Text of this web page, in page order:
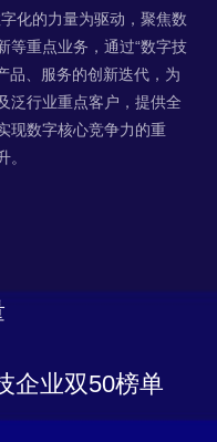
化的力量为驱动，聚焦数
等重点业务，通过“数字技
品、服务的创新迭代，为
泛行业重点客户，提供全
现数字核心竞争力的重
企业双50榜单